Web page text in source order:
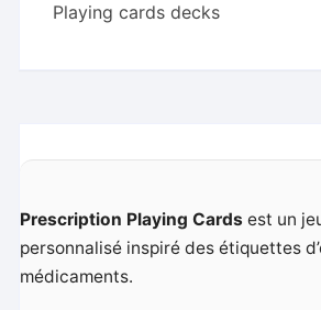
Playing cards decks
Prescription Playing Cards est un
personnalisé inspiré des étiquettes
médicaments.